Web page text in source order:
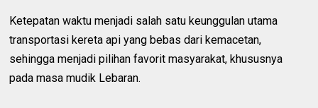
Ketepatan waktu menjadi salah satu keunggulan utama
transportasi kereta api yang bebas dari kemacetan,
sehingga menjadi pilihan favorit masyarakat, khususnya
pada masa mudik Lebaran.